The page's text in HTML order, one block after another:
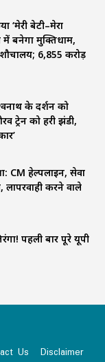
‘मेरी बेटी–मेरा
में बनेगा मुक्तिधाम,
6,855 करोड़
के दर्शन को
ट्रेन को हरी झंडी,
CM हेल्पलाइन, सेवा
करने वाले
पहली बार पूरे यूपी
Us Disclaimer